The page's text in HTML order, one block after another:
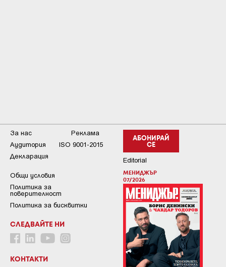
АБОНИРАЙ
СЕ
Editorial
МЕНИДЖЪР
07/2026
За нас
Реклама
Аудитория
ISO 9001-2015
Декларация
Общи условия
Пoлитикa зa
пoвepитeлнocт
Политика за бисквитки
СЛЕДВАЙТЕ НИ
КОНТАКТИ